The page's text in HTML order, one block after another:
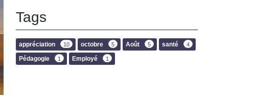
Tags
appréciation 10 octobre 5 Août 5 santé 4
Pédagogie 1 Employé 1